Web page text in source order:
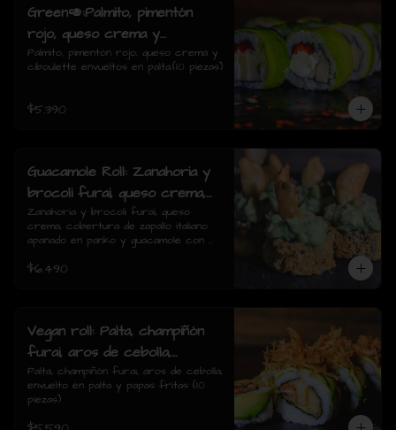
Green🥑:Palmito, pimentón
rojo, queso crema y
ciboulette envueltos en palta.
Palmito, pimentón rojo, queso crema y
ciboulette envueltos en palta.(10 piezas)
$5.390
Guacamole Roll: Zanahoria y
brocoli furai, queso crema,
cobertura de zapallo italiano
apanado en panko y
(8 piezas)
Zanahoria y brocoli furai, queso
crema, cobertura de zapallo italiano
apanado en panko y guacamole con
$6.490
Vegan roll: Palta, champiñón
furai, aros de cebolla,
envuelto en palta y papas
fritas (10 piezas)
Palta, champiñón furai, aros de cebolla,
envuelto en palta y papas fritas (10
piezas)